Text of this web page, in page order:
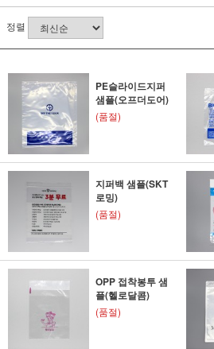
정렬
PE슬라이드지퍼
샘플(오프더도어)
(품절)
지퍼백 샘플(SKT
로밍)
(품절)
OPP 접착봉투 샘
플(헬로달콤)
(품절)